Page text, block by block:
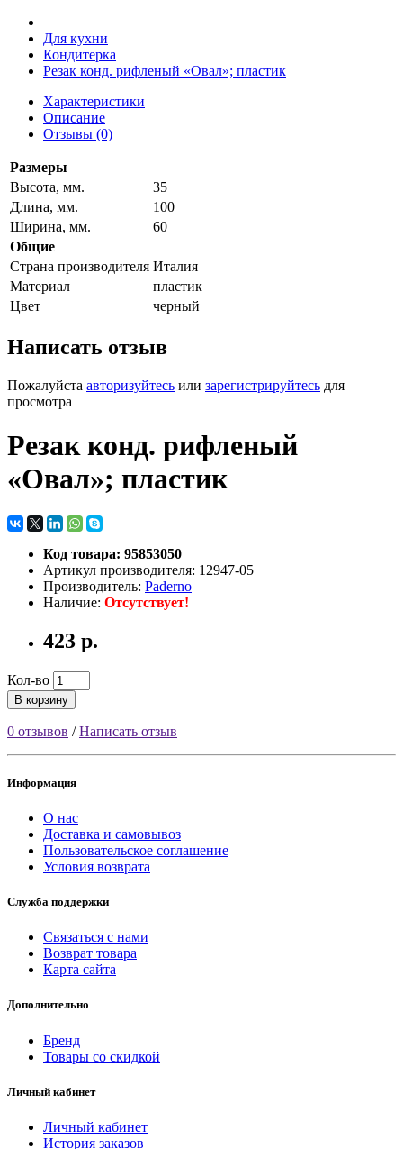
Для кухни
Кондитерка
Резак конд. рифленый «Овал»; пластик
Характеристики
Описание
Отзывы (0)
Размеры
Высота, мм.
35
Длина, мм.
100
Ширина, мм.
60
Общие
Страна производителя Италия
Материал
пластик
Цвет
черный
Написать отзыв
Пожалуйста авторизуйтесь или зарегистрируйтесь для
просмотра
Резак конд. рифленый
«Овал»; пластик
Код товара: 95853050
Артикул производителя: 12947-05
Производитель: Paderno
Наличие: Отсутствует!
423 р.
Кол-во
В корзину
0 отзывов /Написать отзыв
Информация
О нас
Доставка и самовывоз
Пользовательское соглашение
Условия возврата
Служба поддержки
Связаться с нами
Возврат товара
Карта сайта
Дополнительно
Бренд
Товары со скидкой
Личный кабинет
Личный кабинет
История заказов